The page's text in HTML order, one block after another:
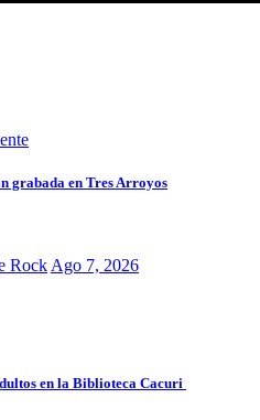
grabada en Tres Arroyos
Rock Ago 7, 2026
en la Biblioteca Cacuri